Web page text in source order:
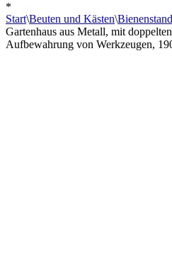
*
Start\Beuten und Kästen\
Gartenhaus aus Metall, mit
Aufbewahrung von Werkzeugen,